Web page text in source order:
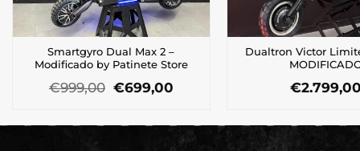
Smartgyro Dual Max 2 –
Modificado by Patinete Store
€999,00 El
era:
€699,00El
es:
€699,00.
Dualtron Victor
€2.799,00